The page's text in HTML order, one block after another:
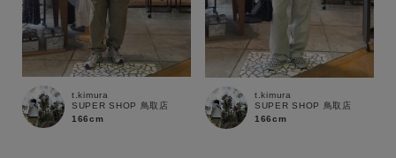
キーワードt.kimura
SUPER SHOP 鳥取店
166cm
t.kimura
SUPER SHOP 鳥取店
166cm